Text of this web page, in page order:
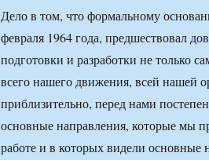
Дело в том, что формальному
февраля 1964 года, предшествовал
подготовки и разработки не только
всего нашего движения, всей нашей
приблизительно, перед нами
основные направления, которые мы
работе и в которых видели основные